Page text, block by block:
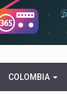
COLOMBIA